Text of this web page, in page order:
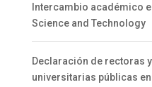
Intercambio académico
Science and Technology
Declaración de rectoras
universitarias públicas